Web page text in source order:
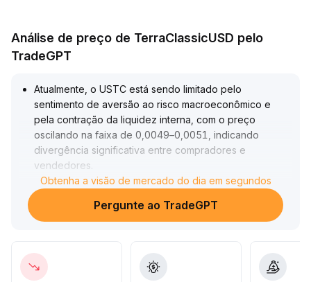
Análise de preço de TerraClassicUSD pelo
TradeGPT
Atualmente, o USTC está sendo limitado pelo
sentimento de aversão ao risco macroeconômico e
pela contração da liquidez interna, com o preço
oscilando na faixa de 0,0049–0,0051, indicando
divergência significativa entre compradores e
vendedores
O suporte de curto prazo está claro, mas o volume de
negociações permanece fraco e as expectativas dos
fundamentos são cautelosas .
atento a uma possível queda abaixo de 0,0049, o que
pode desencadear uma correção adicional
Obtenha a visão de mercado do dia em segundos
Pergunte ao TradeGPT